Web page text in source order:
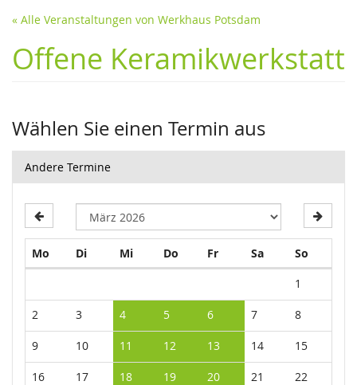
« Alle Veranstaltungen von Werkhaus Potsdam
Offene Keramikwerkstatt
Wählen Sie einen Termin aus
Andere Termine
Mo Montag
DiDienstag
MiMittwoch
Do Donnerstag
FrFreitagSaSamstag
So
1
2 3 4 5 6 7 8
9 10 11 12 13 14 15
16 17 18 19 20 21 22